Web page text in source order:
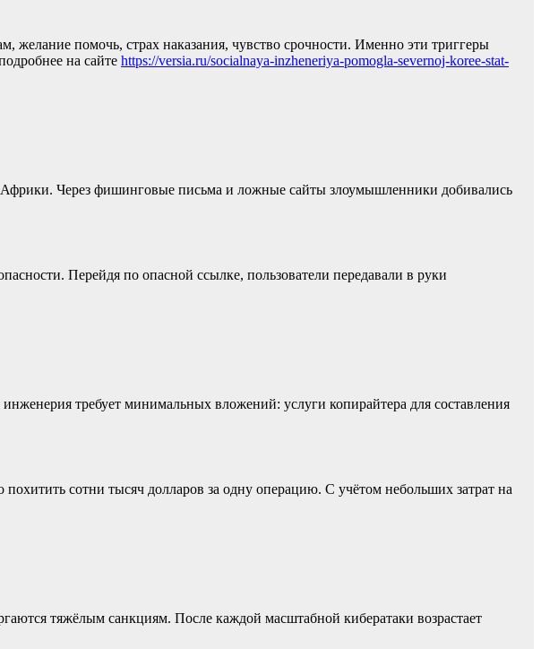
желание помочь, страх наказания, чувство срочности. Именно эти триггеры
на сайте https://versia.ru/socialnaya-inzheneriya-pomogla-severnoj-koree-stat-
Через фишинговые письма и ложные сайты злоумышленники добивались
Перейдя по опасной ссылке, пользователи передавали в руки
требует минимальных вложений: услуги копирайтера для составления
сотни тысяч долларов за одну операцию. С учётом небольших затрат на
тяжёлым санкциям. После каждой масштабной кибератаки возрастает